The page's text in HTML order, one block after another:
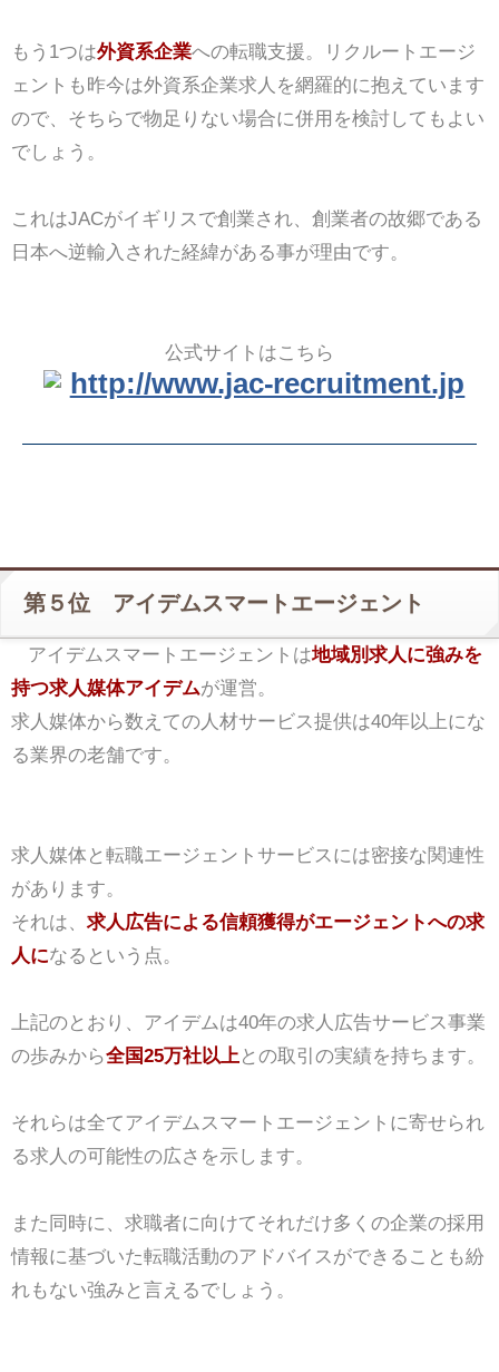
もう1つは外資系企業への転職支援。リクルートエージ
ェントも昨今は外資系企業求人を網羅的に抱えています
ので、そちらで物足りない場合に併用を検討してもよい
でしょう。
これはJACがイギリスで創業され、創業者の故郷である
日本へ逆輸入された経緯がある事が理由です。
公式サイトはこちら
http://www.jac-recruitment.jp
第５位 アイデムスマートエージェント
アイデムスマートエージェントは地域別求人に強みを
持つ求人媒体アイデムが運営。
求人媒体から数えての人材サービス提供は40年以上にな
る業界の老舗です。
求人媒体と転職エージェントサービスには密接な関連性
があります。
それは、 求人広告による信頼獲得がエージェントへの求
人になるという点。
上記のとおり、アイデムは40年の求人広告サービス事業
の歩みから全国25万社以上 との取引の実績を持ちます。
それらは全てアイデムスマートエージェントに寄せられ
る求人の可能性の広さを示します。
また同時に、求職者に向けてそれだけ多くの企業の採用
情報に基づいた転職活動のアドバイスができることも紛
れもない強みと言えるでしょう。